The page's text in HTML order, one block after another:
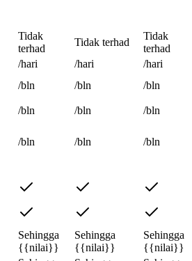
Tidak
terhad
Tidak terhad
Tidak
terhad
/hari /hari
/hari
/bln /bln /bln
/bln /bln
/bln
/bln /bln /bln
Sehingga
{{nilai}}
Sehingga
{{nilai}}
Sehingga
{{nilai}}